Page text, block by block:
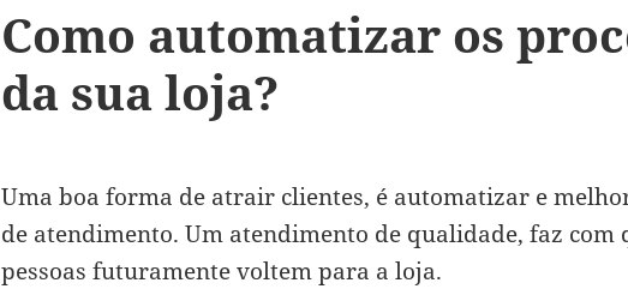
Como automatizar os
da sua loja?
Uma boa forma de atrair clientes, é automatizar e
de atendimento. Um atendimento de qualidade, faz com
pessoas futuramente voltem para a loja.